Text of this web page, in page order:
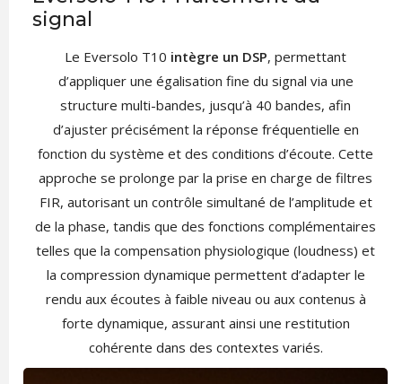
signal
Le Eversolo T10 intègre un DSP, permettant
d’appliquer une égalisation fine du signal via une
structure multi-bandes, jusqu’à 40 bandes, afin
d’ajuster précisément la réponse fréquentielle en
fonction du système et des conditions d’écoute. Cette
approche se prolonge par la prise en charge de filtres
FIR, autorisant un contrôle simultané de l’amplitude et
de la phase, tandis que des fonctions complémentaires
telles que la compensation physiologique (loudness) et
la compression dynamique permettent d’adapter le
rendu aux écoutes à faible niveau ou aux contenus à
forte dynamique, assurant ainsi une restitution
cohérente dans des contextes variés.